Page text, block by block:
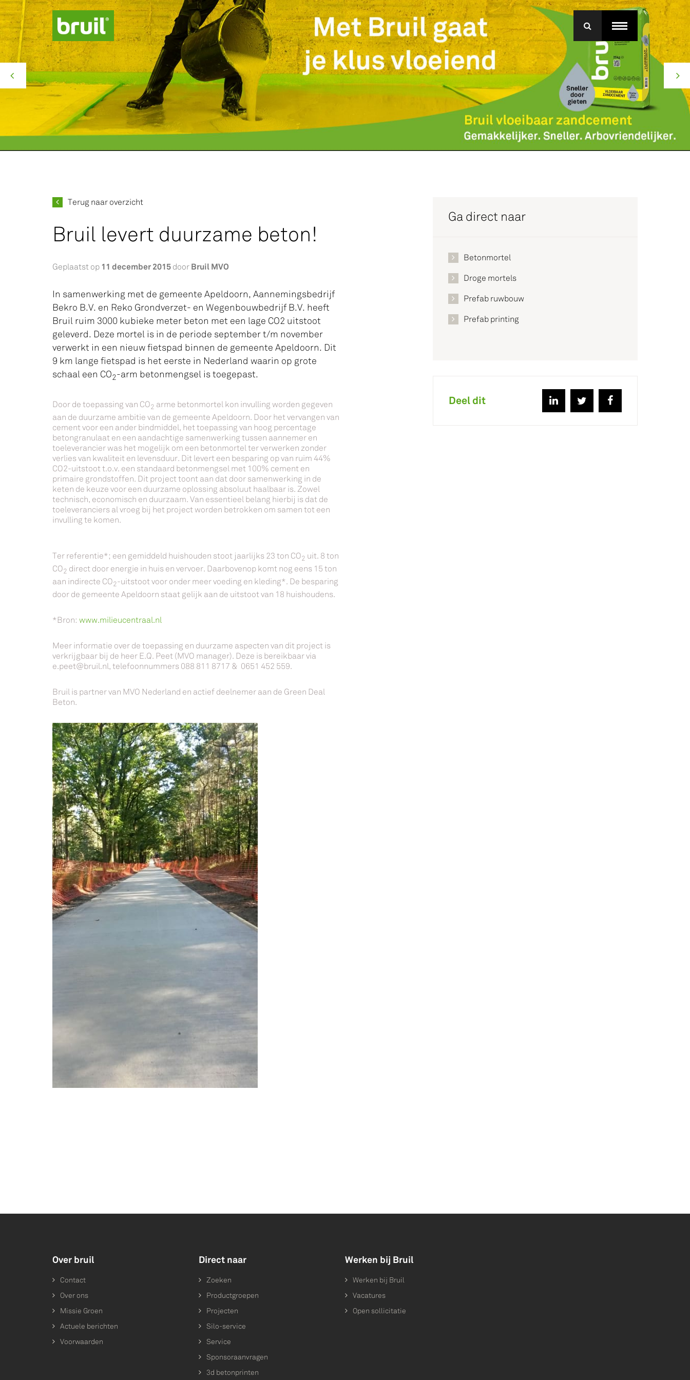
menu
Productgroepen
Contact
Over ons
Missie Groen
Service
Productgroep Betonmortel
Werken bij Bruil
Silo-service
Terug naar overzicht
Bruil levert duurzame beton!
Geplaatst op 11 december 2015 door Bruil MVO
In samenwerking met de gemeente Apeldoorn, Aannemingsbedrijf
Bekro B.V. en Reko Grondverzet- en Wegenbouwbedrijf B.V. heeft
Bruil ruim 3000 kubieke meter beton met een lage CO2 uitstoot
geleverd. Deze mortel is in de periode september t/m november
verwerkt in een nieuw fietspad binnen de gemeente Apeldoorn. Dit
9 km lange fietspad is het eerste in Nederland waarin op grote
schaal een CO2-arm betonmengsel is toegepast.
Door de toepassing van CO2 arme betonmortel kon invulling worden gegeven
aan de duurzame ambitie van de gemeente Apeldoorn. Door het vervangen van
cement voor een ander bindmiddel, het toepassing van hoog percentage
betongranulaat en een aandachtige samenwerking tussen aannemer en
toeleverancier was het mogelijk om een betonmortel ter verwerken zonder
verlies van kwaliteit en levensduur. Dit levert een besparing op van ruim 44%
CO2-uitstoot t.o.v. een standaard betonmengsel met 100% cement en
primaire grondstoffen. Dit project toont aan dat door samenwerking in de
keten de keuze voor een duurzame oplossing absoluut haalbaar is. Zowel
technisch, economisch en duurzaam. Van essentieel belang hierbij is dat de
toeleveranciers al vroeg bij het project worden betrokken om samen tot een
invulling te komen.
Ter referentie*; een gemiddeld huishouden stoot jaarlijks 23 ton CO2 uit. 8 ton
CO2 direct door energie in huis en vervoer. Daarbovenop komt nog eens 15 ton
aan indirecte CO2-uitstoot voor onder meer voeding en kleding*. De besparing
door de gemeente Apeldoorn staat gelijk aan de uitstoot van 18 huishoudens.
*Bron: www.milieucentraal.nl
Meer informatie over de toepassing en duurzame aspecten van dit project is
verkrijgbaar bij de heer E.Q. Peet (MVO manager). Deze is bereikbaar via
e.peet@bruil.nl, telefoonnummers 088 811 8717 & 0651 452 559.
Bruil is partner van MVO Nederland en actief deelnemer aan de Green Deal
Beton.
Ga direct naar
Betonmortel
Droge mortels
Prefab ruwbouw
Prefab printing
Deel dit
Over bruil
Contact
Over ons
Missie Groen
Actuele berichten
Voorwaarden
Direct naar
Zoeken
Productgroepen
Projecten
Silo-service
Service
Sponsoraanvragen
3d betonprinten
Werken bij Bruil
Werken bij Bruil
Vacatures
Open sollicitatie